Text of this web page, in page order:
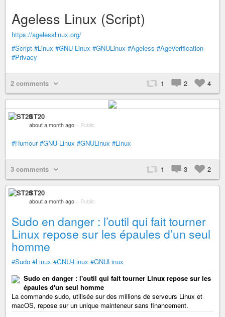
Ageless Linux (Script)
https://agelesslinux.org/
#Script #Linux #GNU-Linux #GNULinux #Ageless #AgeVerification
#Privacy
2 comments 1 2 4
ST20
about a month ago – Public
#Humour #GNU-Linux #GNULinux #Linux
3 comments 1 3 2
ST20
about a month ago – Public
Sudo en danger : l’outil qui fait tourner
Linux repose sur les épaules d’un seul
homme
#Sudo #Linux #GNU-Linux #GNULinux
Sudo en danger : l'outil qui fait tourner Linux repose sur les
épaules d'un seul homme
La commande sudo, utilisée sur des millions de serveurs Linux et
macOS, repose sur un unique mainteneur sans financement.